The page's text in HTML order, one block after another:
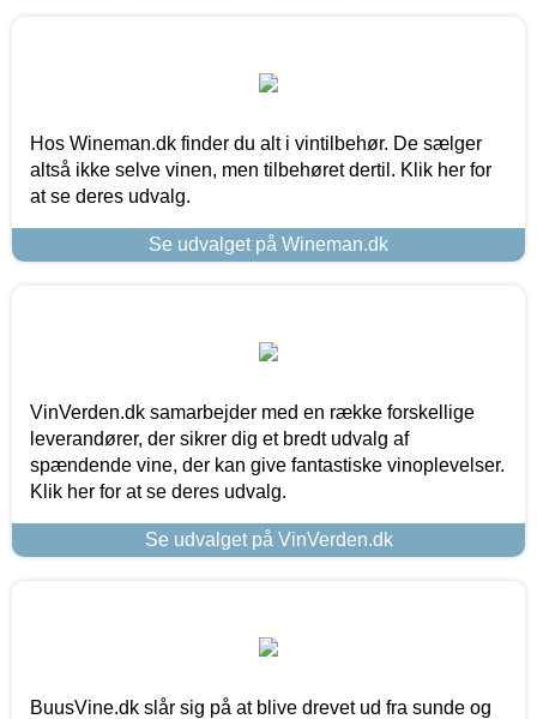
Hos Wineman.dk finder du alt i vintilbehør. De sælger
altså ikke selve vinen, men tilbehøret dertil. Klik her for
at se deres udvalg.
Se udvalget på Wineman.dk
VinVerden.dk samarbejder med en række forskellige
leverandører, der sikrer dig et bredt udvalg af
spændende vine, der kan give fantastiske vinoplevelser.
Klik her for at se deres udvalg.
Se udvalget på VinVerden.dk
BuusVine.dk slår sig på at blive drevet ud fra sunde og